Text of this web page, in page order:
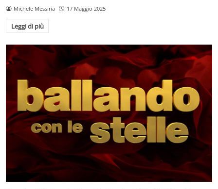
Michele Messina 17 Maggio 2025
Leggi di più